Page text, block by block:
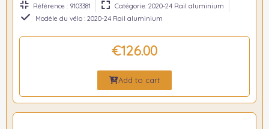
Référence : 9103381
Catégorie: 2020-24 Rail aluminium
Modèle du vélo : 2020-24 Rail aluminium
€126.00
Add to cart